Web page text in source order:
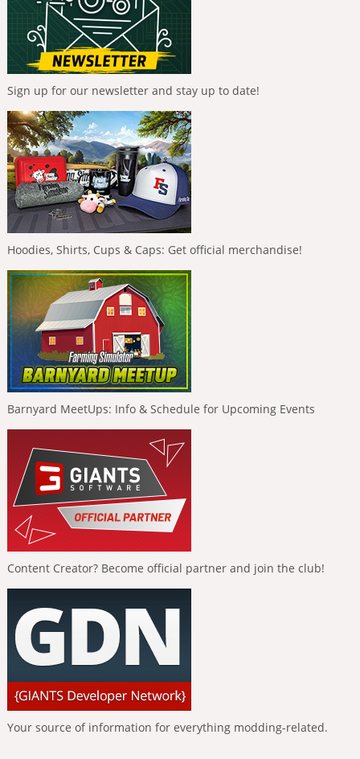
Sign up for our newsletter and stay up to date!
Hoodies, Shirts, Cups & Caps: Get official merchandise!
Barnyard MeetUps: Info & Schedule for Upcoming Events
Content Creator? Become official partner and join the club!
Your source of information for everything modding-related.